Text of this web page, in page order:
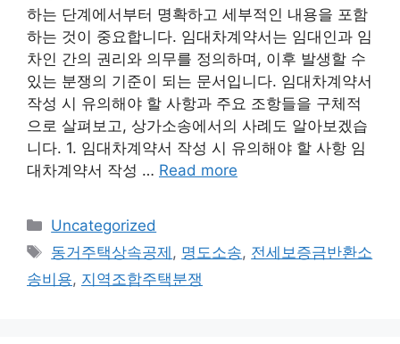
하는 단계에서부터 명확하고 세부적인 내용을 포함
하는 것이 중요합니다. 임대차계약서는 임대인과 임
차인 간의 권리와 의무를 정의하며, 이후 발생할 수
있는 분쟁의 기준이 되는 문서입니다. 임대차계약서
작성 시 유의해야 할 사항과 주요 조항들을 구체적
으로 살펴보고, 상가소송에서의 사례도 알아보겠습
니다. 1. 임대차계약서 작성 시 유의해야 할 사항 임
대차계약서 작성 … Read more
Categories
Uncategorized
Tags
동거주택상속공제 , 명도소송, 전세보증금반환소
송비용, 지역조합주택분쟁